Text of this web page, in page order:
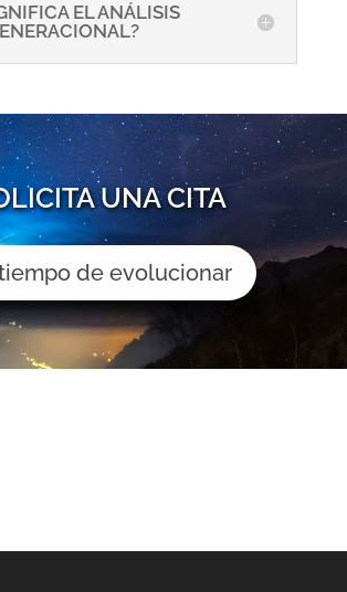
EL ANÁLISIS
UNA CITA
de evolucionar